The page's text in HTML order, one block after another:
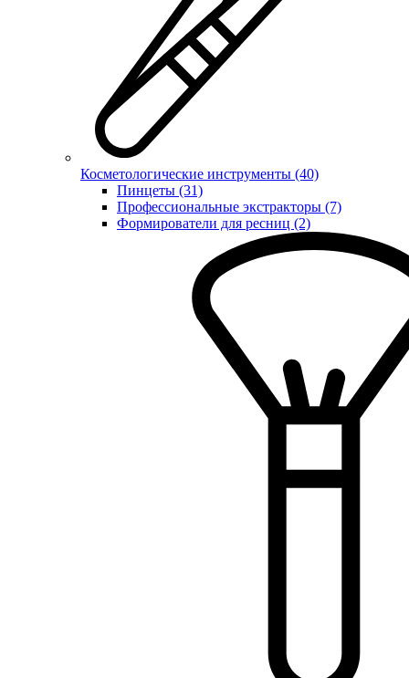
Косметологические инструменты (40)
Пинцеты (31)
Профессиональные экстракторы (7)
Формирователи для ресниц (2)